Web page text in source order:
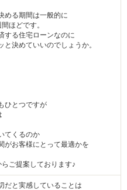
める期間は一般的に
ほどです。
する住宅ローンなのに
決めていいのでしょうか。
ひとつですが
てくるのか
がお客様にとって最適かを
ご提案しております♪
だと実感していることは